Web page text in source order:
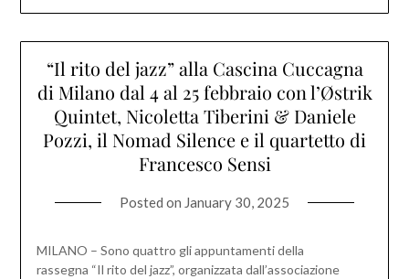
“Il rito del jazz” alla Cascina Cuccagna
di Milano dal 4 al 25 febbraio con l’Østrik
Quintet, Nicoletta Tiberini & Daniele
Pozzi, il Nomad Silence e il quartetto di
Francesco Sensi
Posted on January 30, 2025
MILANO – Sono quattro gli appuntamenti della
rassegna “Il rito del jazz”, organizzata dall’associazione